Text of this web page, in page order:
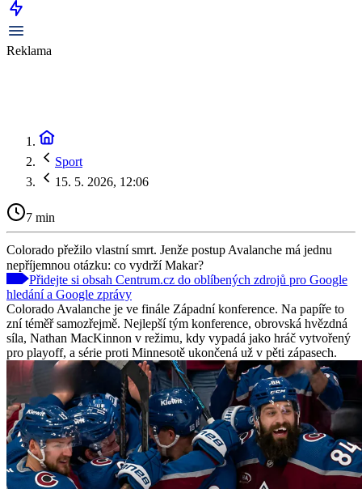
Reklama
Sport
15. 5. 2026, 12:06
7 min
Colorado přežilo vlastní smrt. Jenže postup Avalanche má jednu
nepříjemnou otázku: co vydrží Makar?
Přidejte si obsah Centrum.cz do oblíbených zdrojů pro Google
hledání a Google zprávy
Colorado Avalanche je ve finále Západní konference. Na papíře to
zní téměř samozřejmě. Nejlepší tým konference, obrovská hvězdná
síla, Nathan MacKinnon v režimu, kdy vypadá jako hráč vytvořený
pro playoff, a série proti Minnesotě ukončená už v pěti zápasech.